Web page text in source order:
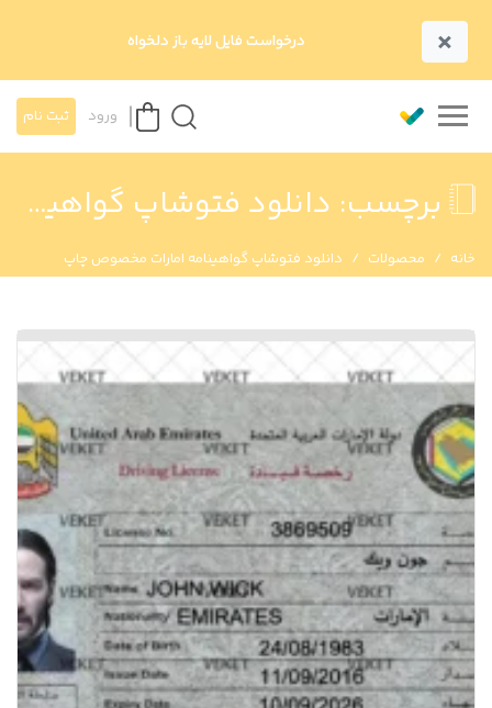
× درخواست فایل لایه باز دلخواه
ورود ثبت نام
برچسب: دانلود فتوشاپ گواهینامه امارات مخصوص چاپ
خانه محصولات دانلود فتوشاپ گواهینامه امارات مخصوص چاپ